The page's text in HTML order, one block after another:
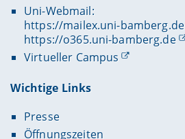
Uni-Webmail:
https://mailex.uni-bamberg.de
https://o365.uni-bamberg.de
Virtueller Campus
Wichtige Links
Presse
Öffnungszeiten